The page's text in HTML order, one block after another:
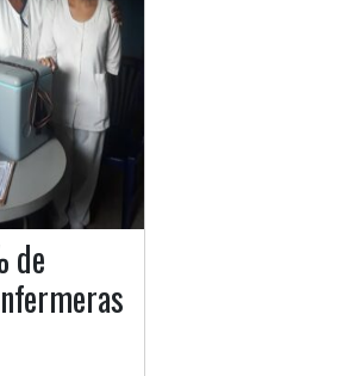
de